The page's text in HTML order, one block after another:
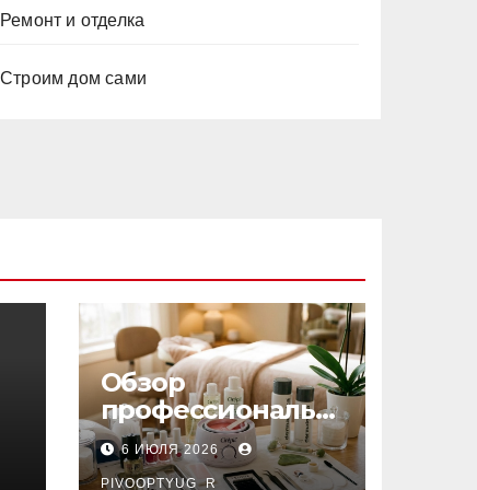
Ремонт и отделка
Строим дом сами
Обзор
профессиональн
ых материалов и
инструментов
6 ИЮЛЯ 2026
PIVOOPTYUG_R